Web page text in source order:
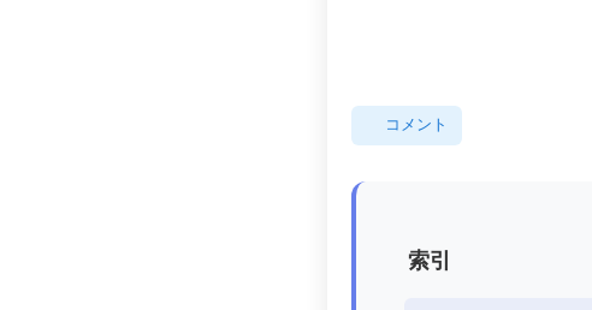
コメント
索引